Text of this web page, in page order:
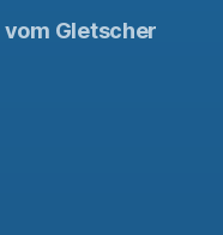
Gletscher